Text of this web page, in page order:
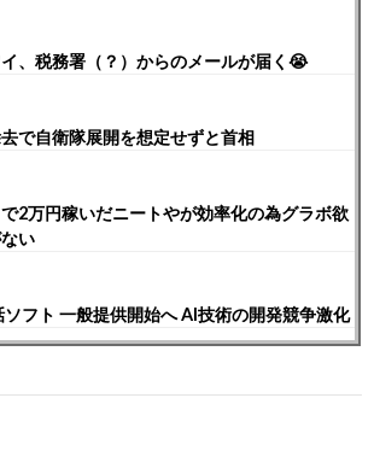
イ、税務署（？）からのメールが届く😭
去で自衛隊展開を想定せずと首相
2万円稼いだニートやが効率化の為グラボ欲
い
フト 一般提供開始へ AI技術の開発競争激化